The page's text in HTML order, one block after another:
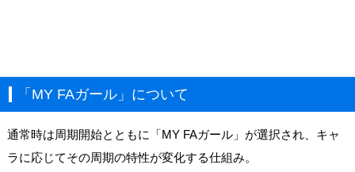
「MY FAガール」について
通常時は周期開始とともに「MY FAガール」が選択され、キャ
ラに応じてその周期の特性が変化する仕組み。